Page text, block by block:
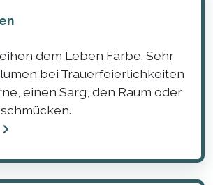
dem Leben Farbe. Sehr
bei Trauerfeierlichkeiten
einen Sarg, den Raum oder